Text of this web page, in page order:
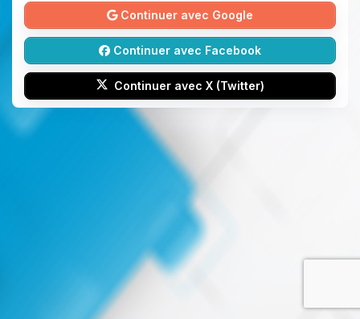
Continuer avec Google
Continuer avec Facebook
Continuer avec X (Twitter)